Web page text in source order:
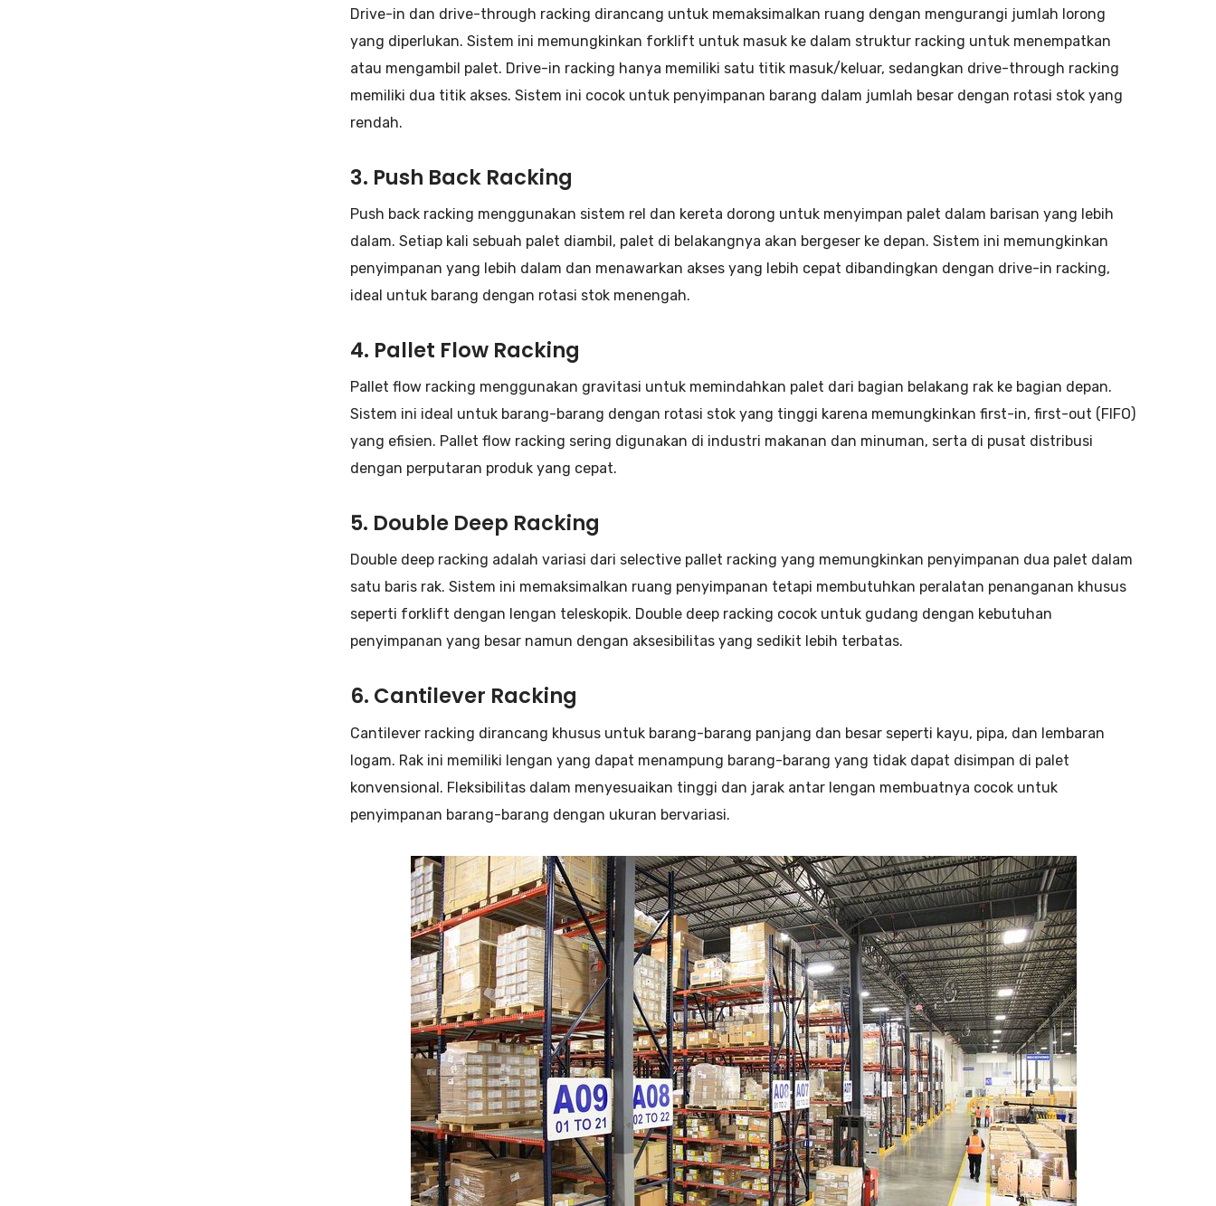
Drive-in dan drive-through racking dirancang untuk memaksimalkan ruang dengan mengurangi jumlah lorong
yang diperlukan. Sistem ini memungkinkan forklift untuk masuk ke dalam struktur racking untuk menempatkan
atau mengambil palet. Drive-in racking hanya memiliki satu titik masuk/keluar, sedangkan drive-through racking
memiliki dua titik akses. Sistem ini cocok untuk penyimpanan barang dalam jumlah besar dengan rotasi stok yang
rendah.
3. Push Back Racking
Push back racking menggunakan sistem rel dan kereta dorong untuk menyimpan palet dalam barisan yang lebih
dalam. Setiap kali sebuah palet diambil, palet di belakangnya akan bergeser ke depan. Sistem ini memungkinkan
penyimpanan yang lebih dalam dan menawarkan akses yang lebih cepat dibandingkan dengan drive-in racking,
ideal untuk barang dengan rotasi stok menengah.
4. Pallet Flow Racking
Pallet flow racking menggunakan gravitasi untuk memindahkan palet dari bagian belakang rak ke bagian depan.
Sistem ini ideal untuk barang-barang dengan rotasi stok yang tinggi karena memungkinkan first-in, first-out (FIFO)
yang efisien. Pallet flow racking sering digunakan di industri makanan dan minuman, serta di pusat distribusi
dengan perputaran produk yang cepat.
5. Double Deep Racking
Double deep racking adalah variasi dari selective pallet racking yang memungkinkan penyimpanan dua palet dalam
satu baris rak. Sistem ini memaksimalkan ruang penyimpanan tetapi membutuhkan peralatan penanganan khusus
seperti forklift dengan lengan teleskopik. Double deep racking cocok untuk gudang dengan kebutuhan
penyimpanan yang besar namun dengan aksesibilitas yang sedikit lebih terbatas.
6. Cantilever Racking
Cantilever racking dirancang khusus untuk barang-barang panjang dan besar seperti kayu, pipa, dan lembaran
logam. Rak ini memiliki lengan yang dapat menampung barang-barang yang tidak dapat disimpan di palet
konvensional. Fleksibilitas dalam menyesuaikan tinggi dan jarak antar lengan membuatnya cocok untuk
penyimpanan barang-barang dengan ukuran bervariasi.